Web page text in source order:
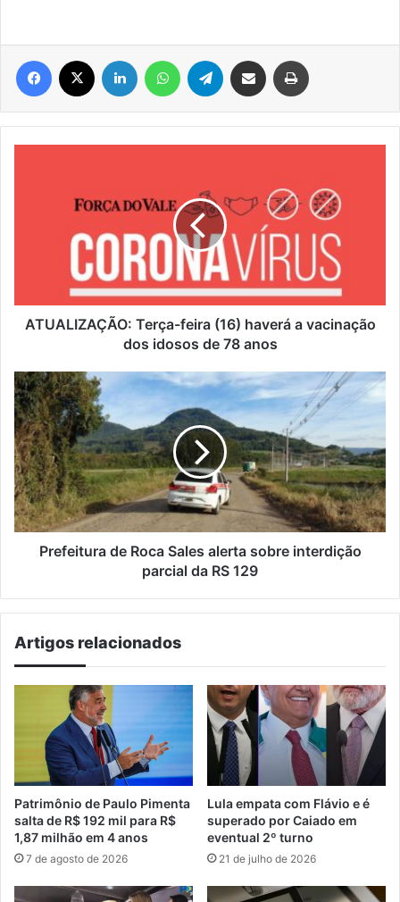
Facebook Linkedin WhatsAppTelegram Compartilhar via e-mail
idosos
deATUALIZAÇÃO: Terça-feira (16) haverá a vacinação
dos idosos de 78 anos
Prefeitura
de
Roca
Sales
alerta
sobre
interdição
parcial
da
Prefeitura de Roca Sales alerta sobre interdição
parcial da RS 129
Artigos relacionados
Patrimônio de Paulo Pimenta
salta de R$ 192 mil para R$
1,87 milhão em 4 anos
7 de agosto de 2026
Lula empata com Flávio e é
superado por Caiado em
eventual 2º turno
21 de julho de 2026